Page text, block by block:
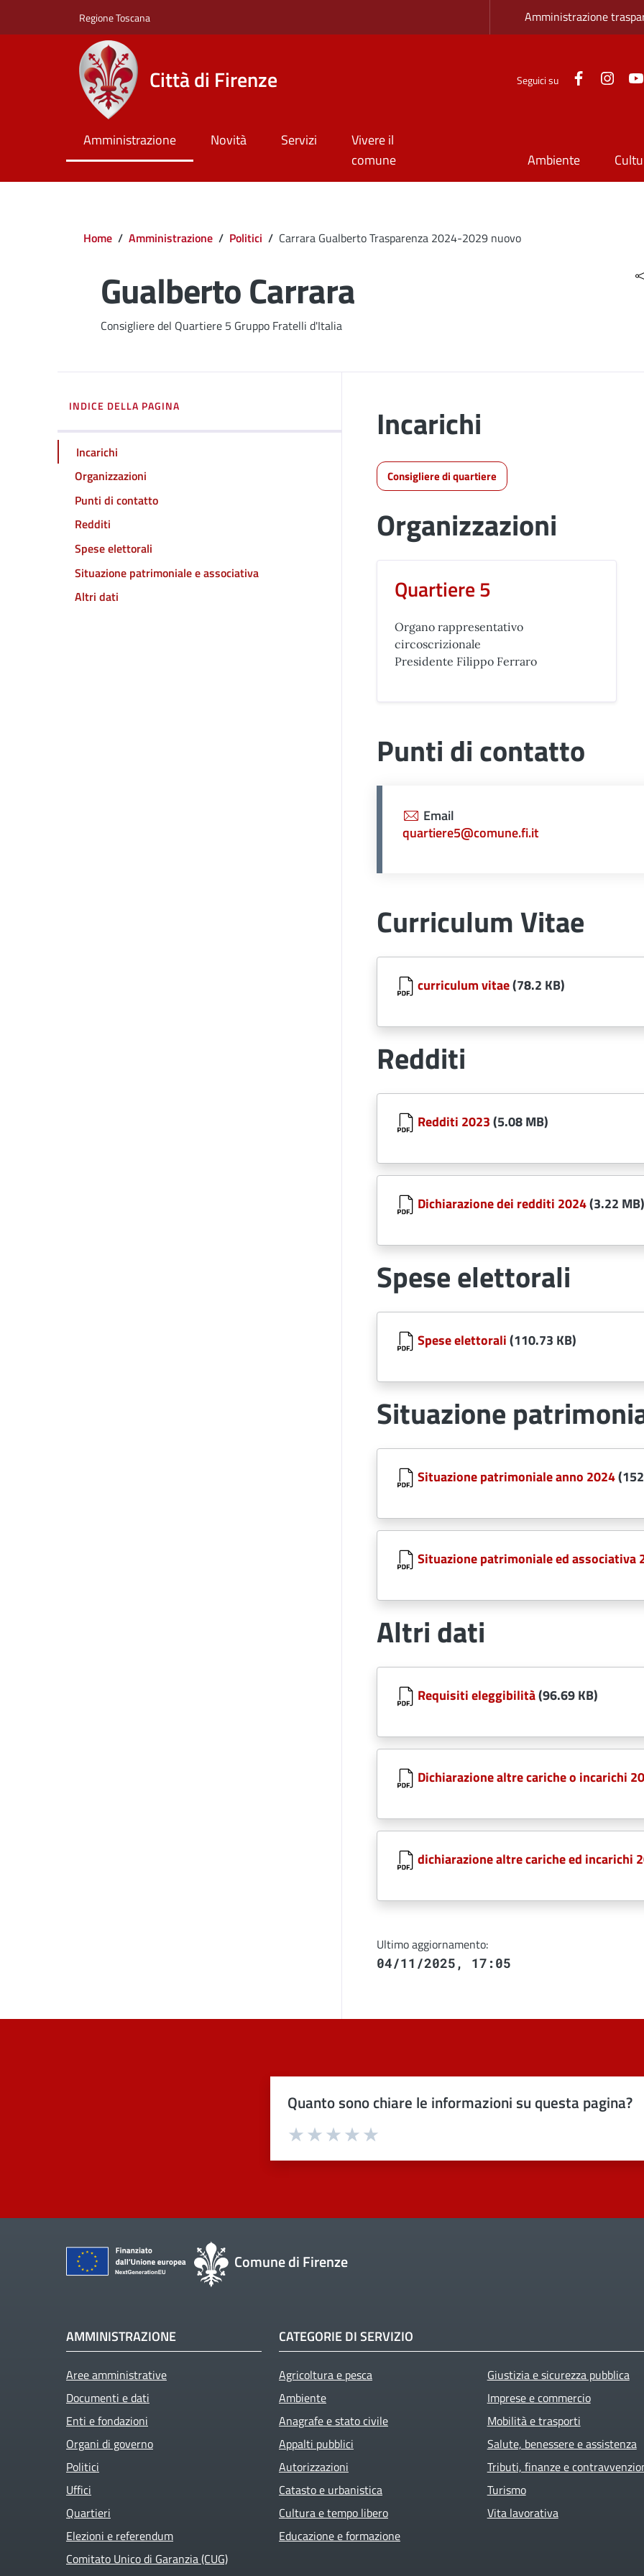
Regione Toscana Zona
Amministrazione
Città di Firenze Seguici su Facebook
Amministrazione Novità Servizi
Vivere il
comune
Ambiente
Briciole di pane
Home / Amministrazione / Politici / Carrara Gualberto Trasparenza 2024-2029 nuovo
Gualberto Carrara
Consigliere del Quartiere 5 Gruppo Fratelli d'Italia
INDICE DELLA PAGINA
Incarichi
Organizzazioni
Punti di contatto
Redditi
Spese elettorali
Situazione patrimoniale e associativa
Altri dati
Incarichi
Consigliere di quartiere
Organizzazioni
Quartiere 5
Organo rappresentativo
circoscrizionale
Presidente Filippo Ferraro
Punti di contatto
Email
quartiere5@comune.fi.it
Curriculum Vitae
Document
curriculum vitae(78.2 KB)
Redditi
Document
Redditi 2023(5.08 MB)
Document
Dichiarazione dei redditi 2024(3.22 MB)
Spese elettorali
Document
Spese elettorali(110.73 KB)
Situazione
Document
Situazione patrimoniale anno 2024
Document
Situazione patrimoniale ed associativa
Altri dati
Document
Requisiti eleggibilità(96.69 KB)
Document
Dichiarazione altre cariche o incarichi
Document
dichiarazione altre cariche ed incarichi
Ultimo aggiornamento:
04/11/2025, 17:05
Quanto sono chiare le informazioni su questa pagina?
Valuta 4 stelle su 5
Valuta 3 stelle su 5
Valuta 2 stelle su 5
Valuta 1 stelle su 5
Comune di Firenze
AMMINISTRAZIONE
Aree amministrative
Documenti e dati
Enti e fondazioni
Organi di governo
Politici
Uffici
Quartieri
Elezioni e referendum
Comitato Unico di Garanzia (CUG)
CATEGORIE DI SERVIZIO
Agricoltura e pesca
Ambiente
Anagrafe e stato civile
Appalti pubblici
Autorizzazioni
Catasto e urbanistica
Cultura e tempo libero
Educazione e formazione
Giustizia e sicurezza pubblica
Imprese e commercio
Mobilità e trasporti
Salute, benessere e assistenza
Tributi, finanze e
Turismo
Vita lavorativa